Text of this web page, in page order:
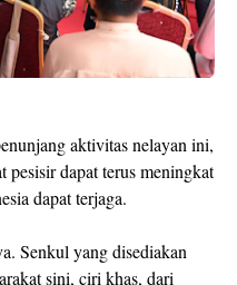
aktivitas nelayan ini,
pesisir dapat terus meningkat
dapat terjaga.
Senkul yang disediakan
sini, ciri khas, dari